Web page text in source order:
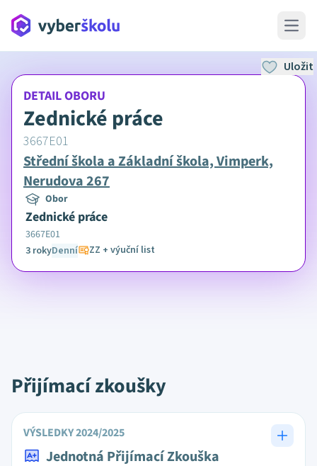
Open
DETAIL OBORU
Zednické práce
3667E01
Střední škola a Základní škola, Vimperk,
Nerudova 267
Obor
Zednické práce
3667E01
3 rokyDenní ZZ + výuční list
Uložit
Přijímací zkoušky
VÝSLEDKY 2024/2025
Jednotná Přijímací Zkouška